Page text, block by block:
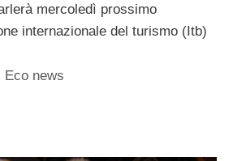
mercoledì prossimo
internazionale del turismo (Itb)
Eco news